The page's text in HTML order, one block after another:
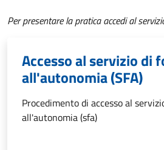
Per presentare la pratica accedi al
Accesso al servizio di
all'autonomia (SFA)
Procedimento di accesso al
all'autonomia (sfa)